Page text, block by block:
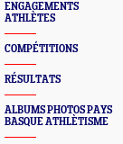
ENGAGEMENTS
ATHLÈTES
COMPÉTITIONS
RÉSULTATS
ALBUMS PHOTOS PAYS
BASQUE ATHLÈTISME